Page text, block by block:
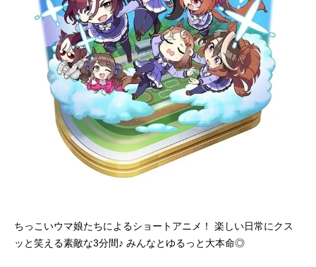
ちっこいウマ娘たちによるショートアニメ！ 楽しい日常にクス
ッと笑える素敵な3分間♪ みんなとゆるっと大本命◎